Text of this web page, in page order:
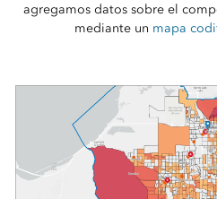
agregamos datos sobre el
mediante un mapa